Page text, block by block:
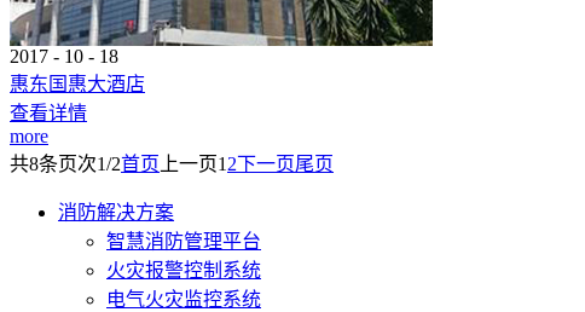
2017 - 10 - 18
惠东国惠大酒店
查看详情
more
共8条页次1/2首页 上一页1 2下一页尾页
消防解决方案
智慧消防管理平台
火灾报警控制系统
电气火灾监控系统